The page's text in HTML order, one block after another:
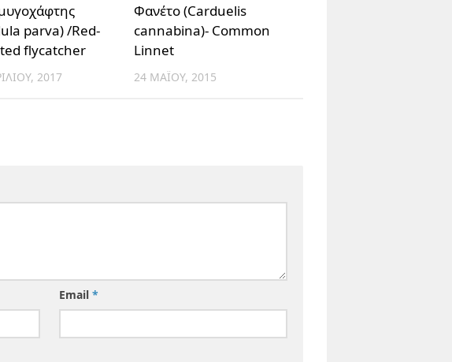
parva) /Red-
flycatcher
2017
Φανέτο (Carduelis
cannabina)- Common
Linnet
24 ΜΑΪ́ΟΥ, 2015
Email*